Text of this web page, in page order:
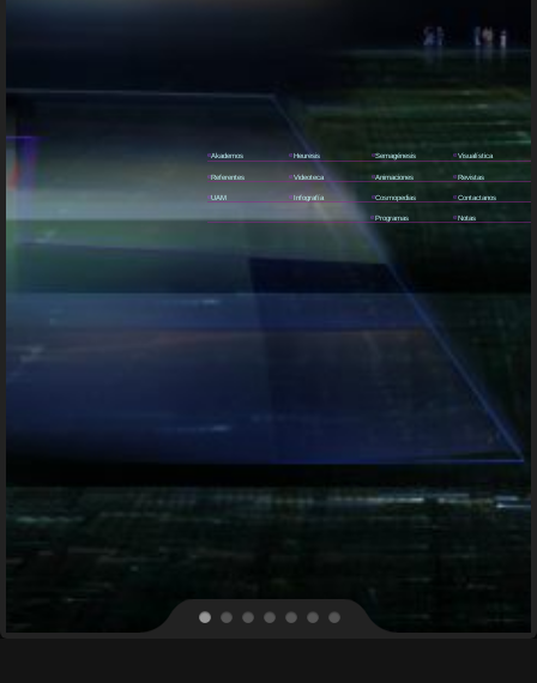
Akademos Heuresis Semagénesis Visualística
Referentes Videoteca Animaciones Revistas
UAM Infografía Cosmopedias Contactanos
Programas Notas
e
e
e e
e
e e
e
e
e
e
e
e
e